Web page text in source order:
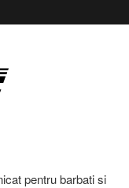
pentru barbati si